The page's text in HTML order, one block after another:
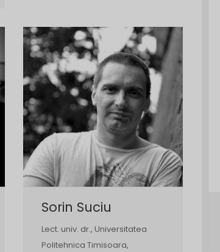
Sorin Suciu
Lect. univ. dr., Universitatea
Politehnica Timisoara,